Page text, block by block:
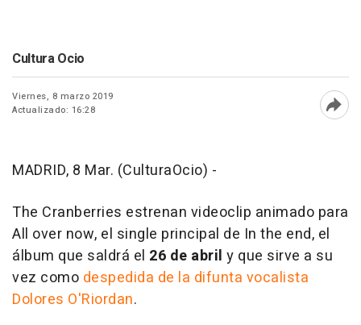
Cultura Ocio
Viernes, 8 marzo 2019
Actualizado: 16:28
MADRID, 8 Mar. (CulturaOcio) -
The Cranberries estrenan videoclip animado para
All over now, el single principal de In the end, el
álbum que saldrá el 26 de abril y que sirve a su
vez como despedida de la difunta vocalista
Dolores O'Riordan.